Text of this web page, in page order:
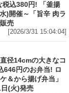
税込380円! 「釜揚
)開催～「旨辛 肉ラ
売
[2026/3/31 15:04:04]
径14cmの大きなコ
646円のお弁当! ロ
＆から揚げ弁当」
(火)発売